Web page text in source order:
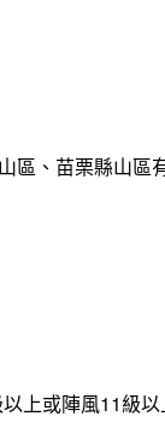
、苗栗縣山
或陣風11級